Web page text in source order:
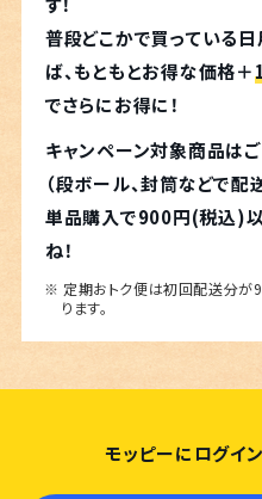
普段どこかで買っている
ば、もともとお得な価格＋
でさらにお得に！
キャンペーン対象商品は
（段ボール、封筒などで配
単品購入で900円(税込)
ね！
※ 定期おトク便は初回配送分が
ります。
モッピーにログイ